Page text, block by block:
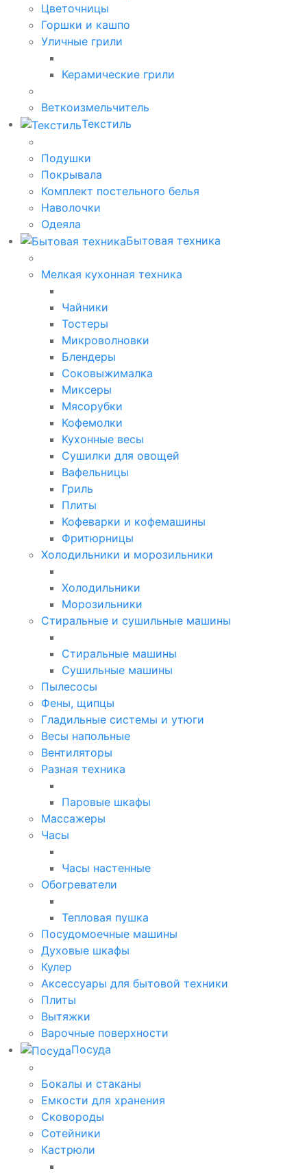
Цветочницы
Горшки и кашпо
Уличные грили
Керамические грили
Веткоизмельчитель
Текстиль
Подушки
Покрывала
Комплект постельного белья
Наволочки
Одеяла
Бытовая техника
Мелкая кухонная техника
Чайники
Тостеры
Микроволновки
Блендеры
Соковыжималка
Миксеры
Мясорубки
Кофемолки
Кухонные весы
Сушилки для овощей
Вафельницы
Гриль
Плиты
Кофеварки и кофемашины
Фритюрницы
Холодильники и морозильники
Холодильники
Морозильники
Стиральные и сушильные машины
Стиральные машины
Сушильные машины
Пылесосы
Фены, щипцы
Гладильные системы и утюги
Весы напольные
Вентиляторы
Разная техника
Паровые шкафы
Массажеры
Часы
Часы настенные
Обогреватели
Тепловая пушка
Посудомоечные машины
Духовые шкафы
Кулер
Аксессуары для бытовой техники
Плиты
Вытяжки
Варочные поверхности
Посуда
Бокалы и стаканы
Емкости для хранения
Сковороды
Сотейники
Кастрюли